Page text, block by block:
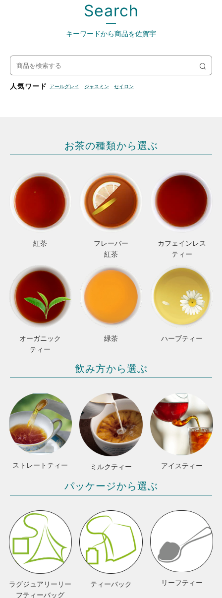
Search
キーワードから商品を佐賀宇
人気ワード アールグレイ ジャスミン セイロン
お茶の種類から選ぶ
紅茶
フレーバー
紅茶
カフェインレス
ティー
オーガニック
ティー
緑茶 ハーブティー
飲み方から選ぶ
ストレートティー ミルクティー アイスティー
パッケージから選ぶ
ラグジュアリーリー
フティーバッグ
ティーバック リーフティー